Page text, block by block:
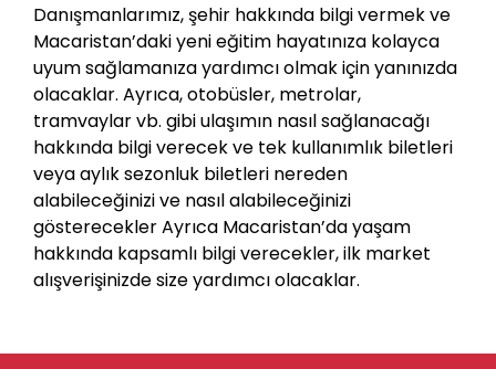
Danışmanlarımız, şehir hakkında bilgi vermek ve
Macaristan’daki yeni eğitim hayatınıza kolayca
uyum sağlamanıza yardımcı olmak için yanınızda
olacaklar. Ayrıca, otobüsler, metrolar,
tramvaylar vb. gibi ulaşımın nasıl sağlanacağı
hakkında bilgi verecek ve tek kullanımlık biletleri
veya aylık sezonluk biletleri nereden
alabileceğinizi ve nasıl alabileceğinizi
gösterecekler Ayrıca Macaristan’da yaşam
hakkında kapsamlı bilgi verecekler, ilk market
alışverişinizde size yardımcı olacaklar.